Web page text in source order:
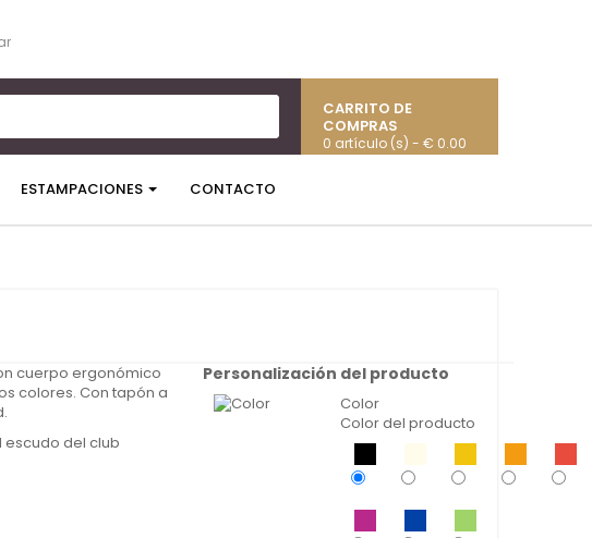
CARRITO DE
COMPRAS
0 artículo (s) - € 0.00
ESTAMPACIONES CONTACTO
cuerpo ergonómico
colores. Con tapón a
escudo del club
Personalización del producto
Color
Color del producto